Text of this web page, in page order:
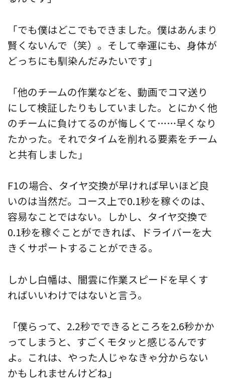
「でも僕はどこでもできました。僕はあんまり
賢くないんで（笑）。そして幸運にも、身体が
どっちにも馴染んだみたいです」
「他のチームの作業などを、動画でコマ送り
にして検証したりもしていました。とにかく他
のチームに負けてるのが悔しくて……早くなり
たかった。それでタイムを削れる要素をチーム
と共有しました」
F1の場合、タイヤ交換が早ければ早いほど良
いのは当然だ。コース上で0.1秒を稼ぐのは、
容易なことではない。しかし、タイヤ交換で
0.1秒を稼ぐことができれば、ドライバーを大
きくサポートすることができる。
しかし白幡は、闇雲に作業スピードを早くす
ればいいわけではないと言う。
「僕らって、2.2秒でできるところを2.6秒かか
ってしまうと、すごくモタッと感じるんです
よ。これは、やった人じゃなきゃ分からない
かもしれませんけどね」